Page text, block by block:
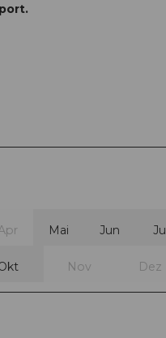
Mai Jun
Nov Dez